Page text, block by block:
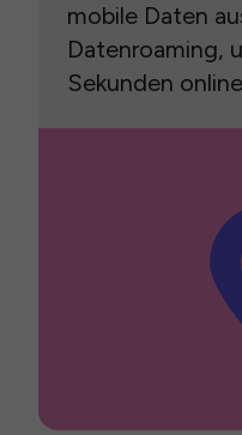
mobile Daten
Datenroaming,
Sekunden